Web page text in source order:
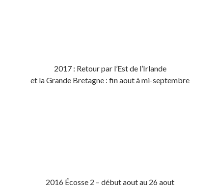
2017 : Retour par l’Est de l’Irlande
et la Grande Bretagne : fin aout à mi-septembre
2016 Écosse 2 – début aout au 26 aout